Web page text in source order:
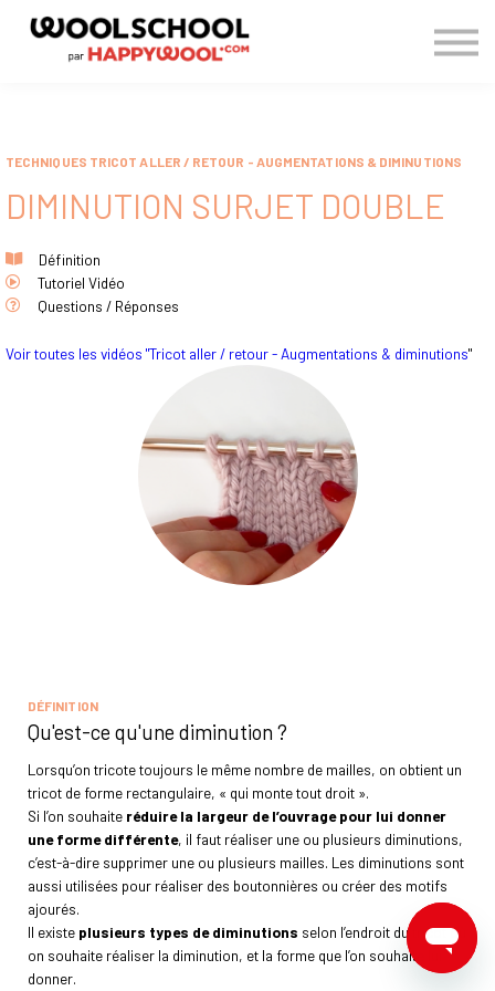
> BLOG
TECHNIQUES TRICOT ALLER / RETOUR - AUGMENTATIONS & DIMINUTIONS
DIMINUTION SURJET DOUBLE
Définition
Tutoriel Vidéo
Questions / Réponses
Voir toutes les vidéos "Tricot aller / retour - Augmentations & diminutions"
DÉFINITION
Qu'est-ce qu'une diminution ?
Lorsqu’on tricote toujours le même nombre de mailles, on obtient un
tricot de forme rectangulaire, « qui monte tout droit ».
Si l’on souhaite réduire la largeur de l’ouvrage pour lui donner
une forme différente, il faut réaliser une ou plusieurs diminutions,
c’est-à-dire supprimer une ou plusieurs mailles. Les diminutions sont
aussi utilisées pour réaliser des boutonnières ou créer des motifs
ajourés.
Il existe plusieurs types de diminutions selon l’endroit du tricot où
on souhaite réaliser la diminution, et la forme que l’on souhaite lui
donner.